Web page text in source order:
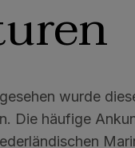
wurde
Die häufige